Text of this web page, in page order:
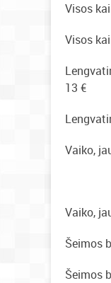
Visos
Visos
13 €
Vaiko,
Vaiko,
Šeimos
Šeimos